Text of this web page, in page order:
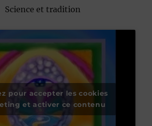
Science et tradition
pour accepter les cookies
et activer ce contenu